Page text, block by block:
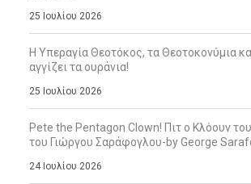
25 Ιουλίου 2026
Η Υπεραγία Θεοτόκος, τα Θεοτοκονύμια
αγγίζει τα ουράνια!
25 Ιουλίου 2026
Pete the Pentagon Clown! Πιτ ο Κλόουν
του Γιώργου Σαράφογλου-by George
24 Ιουλίου 2026